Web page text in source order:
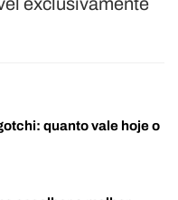
quanto vale hoje o